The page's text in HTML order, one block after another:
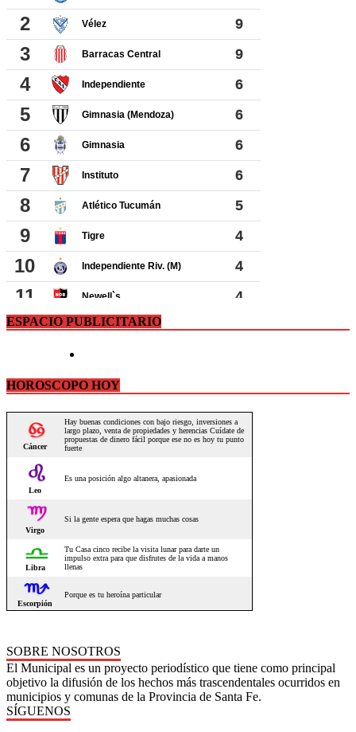
ESPACIO PUBLICITARIO
HOROSCOPO HOY
SOBRE NOSOTROS
El Municipal es un proyecto periodístico que tiene como principal
objetivo la difusión de los hechos más trascendentales ocurridos en
municipios y comunas de la Provincia de Santa Fe.
SÍGUENOS